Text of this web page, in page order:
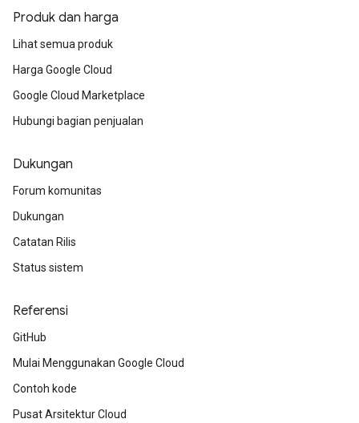
Produk dan harga
Lihat semua produk
Harga Google Cloud
Google Cloud Marketplace
Hubungi bagian penjualan
Dukungan
Forum komunitas
Dukungan
Catatan Rilis
Status sistem
Referensi
GitHub
Mulai Menggunakan Google Cloud
Contoh kode
Pusat Arsitektur Cloud